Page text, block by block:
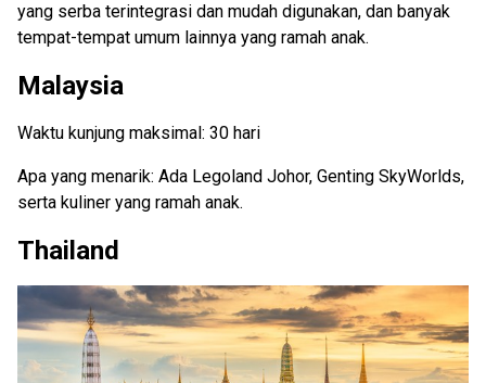
yang serba terintegrasi dan mudah digunakan, dan banyak
tempat-tempat umum lainnya yang ramah anak.
Malaysia
Waktu kunjung maksimal: 30 hari
Apa yang menarik: Ada Legoland Johor, Genting SkyWorlds,
serta kuliner yang ramah anak.
Thailand